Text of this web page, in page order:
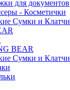
для документов
- Косметички
Сумки и Клатчи
BEAR
Сумки и Клатчи